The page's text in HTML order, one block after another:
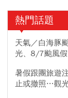
熱門話題
天氣／白海豚
光、8/7颱風
暑假跟團旅遊
止或撤照…觀